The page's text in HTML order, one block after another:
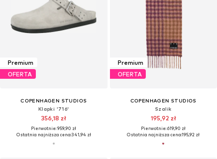
Premium
OFERTA
COPENHAGEN STUDIOS
Klapki '716'
356,18 zł
Pierwotnie: 959,90 zł
Ostatnia najniższa cena:341,94 zł
Premium
OFERTA
COPENHAGEN STUDIOS
Szalik
195,92 zł
Pierwotnie: 619,90 zł
Ostatnia najniższa cena:195,92 zł